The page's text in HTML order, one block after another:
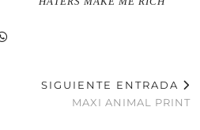
SIGUIENTE ENTRADA
MAXI ANIMAL PRINT